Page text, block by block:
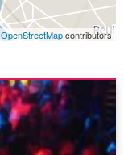
OpenStreetMapcontributors